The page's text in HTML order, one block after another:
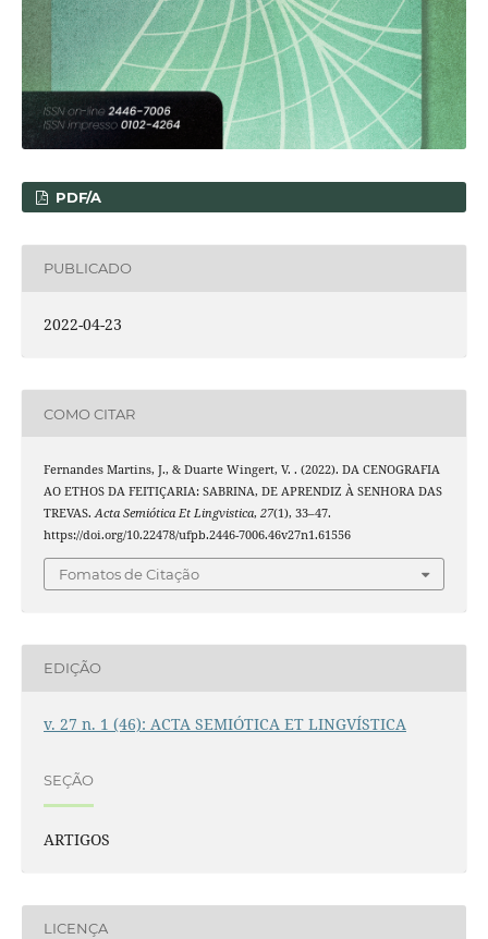
PDF/A
PUBLICADO
2022-04-23
COMO CITAR
Fernandes Martins, J., & Duarte Wingert, V. . (2022). DA CENOGRAFIA
AO ETHOS DA FEITIÇARIA: SABRINA, DE APRENDIZ À SENHORA DAS
TREVAS.Acta Semiótica Et Lingvistica, 27(1), 33–47.
https://doi.org/10.22478/ufpb.2446-7006.46v27n1.61556
Fomatos de Citação
EDIÇÃO
v. 27 n. 1 (46): ACTA SEMIÓTICA ET LINGVÍSTICA
SEÇÃO
ARTIGOS
LICENÇA